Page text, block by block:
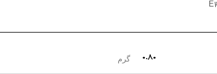
۰.۸۰ گرم